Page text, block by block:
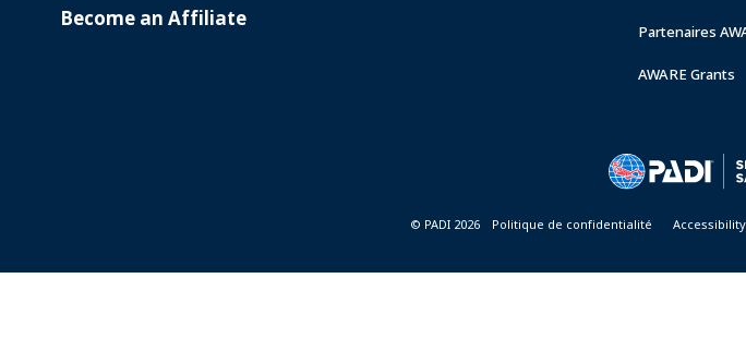
Become an Affiliate
Partenaires
AWARE Grants
© PADI 2026 Politique de confidentialité Accessibility